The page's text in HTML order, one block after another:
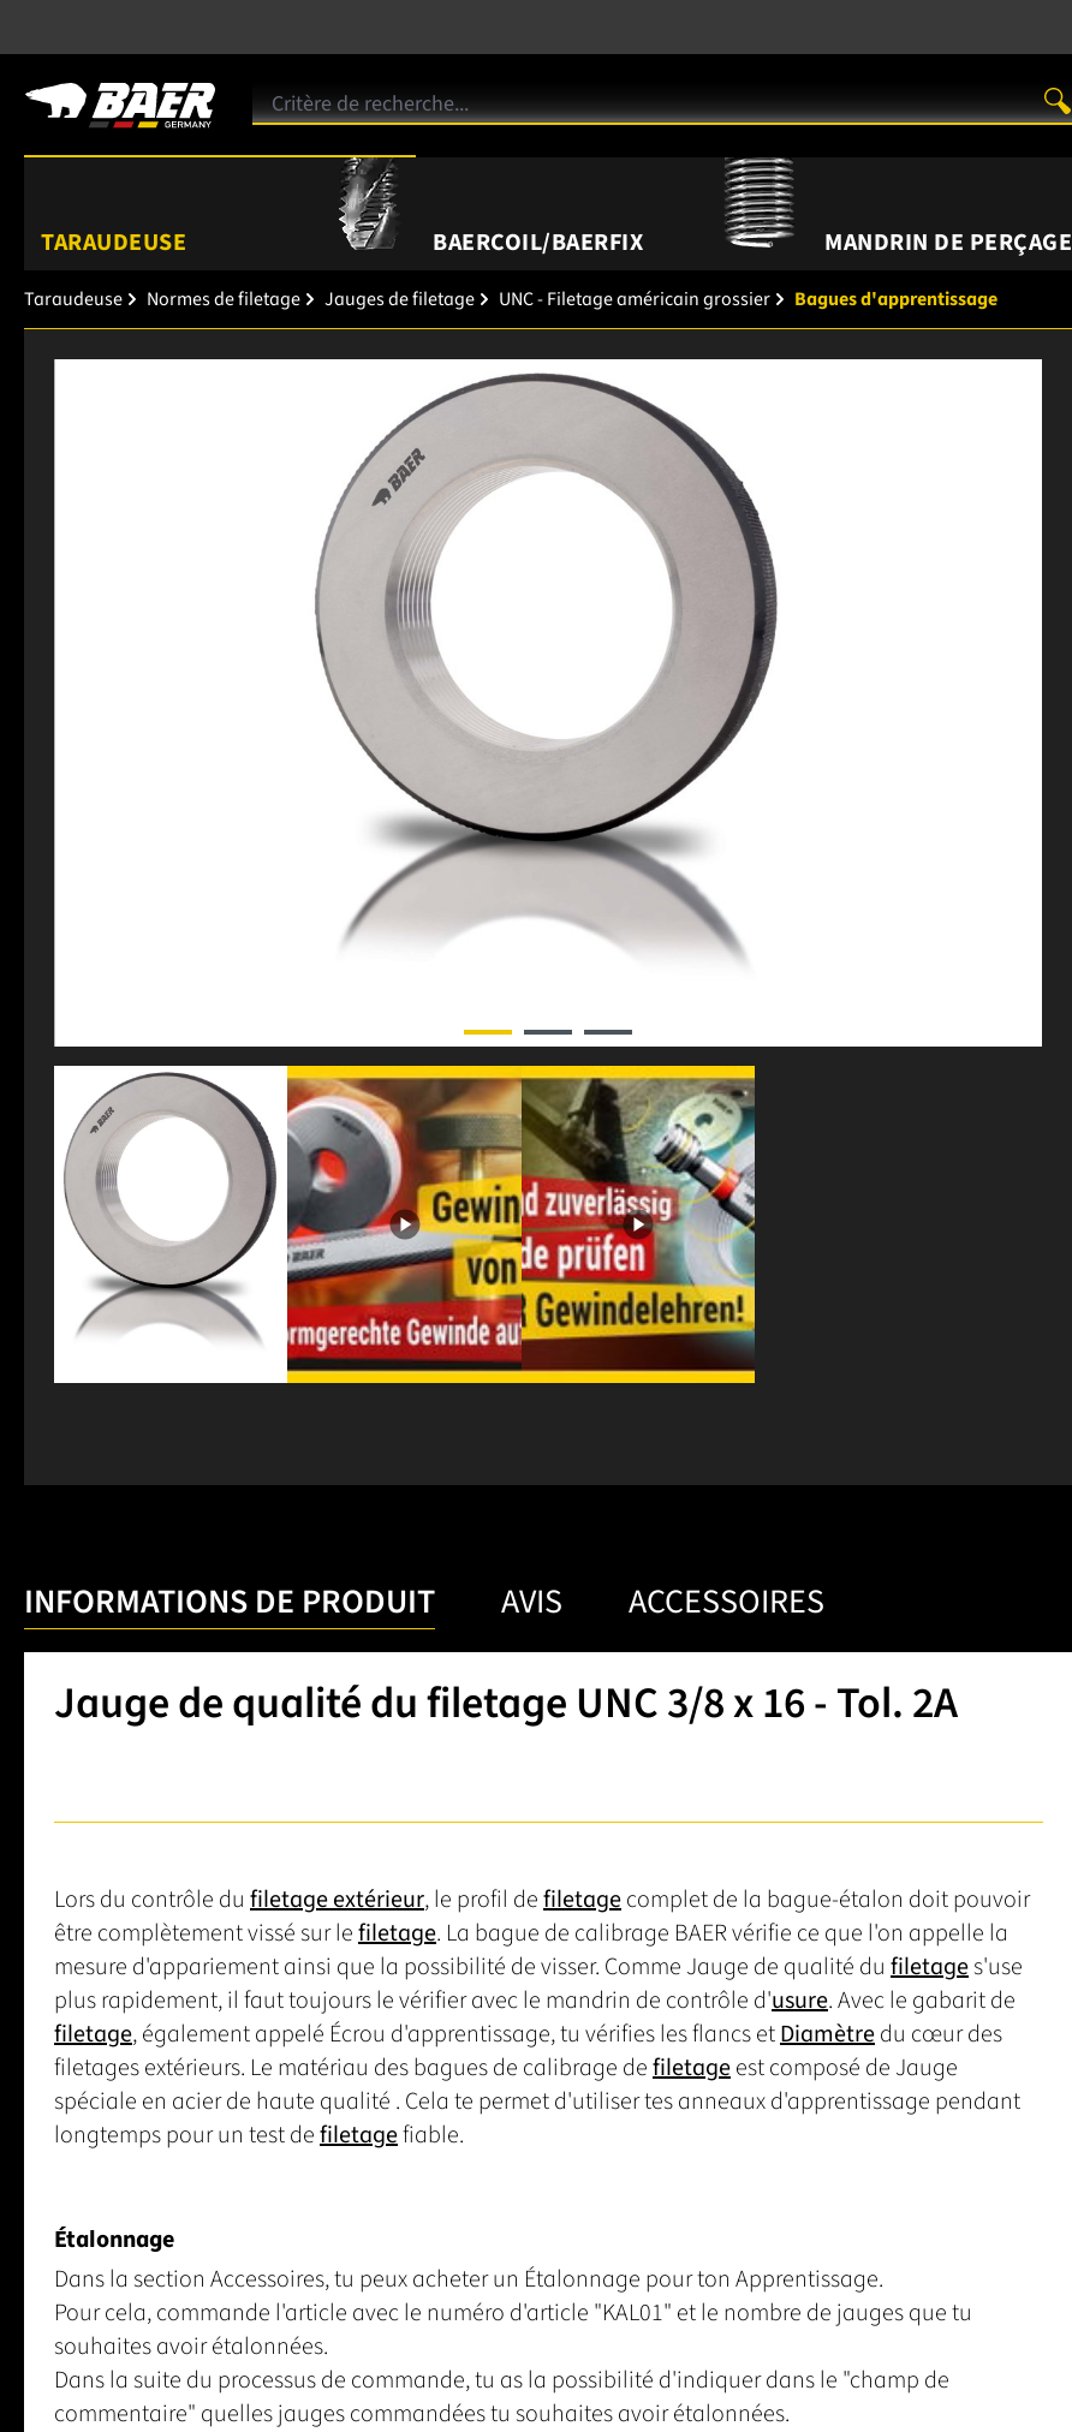
TARAUDEUSE BAERCOIL/BAERFIX MANDRIN DE PERÇAGE
Taraudeuse Normes de filetage Jauges de filetage UNC - Filetage américain grossier Bagues d'apprentissage
INFORMATIONS DE PRODUIT AVIS ACCESSOIRES
Jauge de qualité du filetage UNC 3/8 x 16 - Tol. 2A
Lors du contrôle du filetage extérieur, le profil defiletagecomplet de la bague-étalon doit pouvoir
être complètement vissé sur lefiletage. La bague de calibrage BAER vérifie ce que l'on appelle la
mesure d'appariement ainsi que la possibilité de visser. Comme Jauge de qualité du filetages'use
plus rapidement, il faut toujours le vérifier avec le mandrin de contrôle d'usure. Avec le gabarit de
filetage, également appelé Écrou d'apprentissage, tu vérifies les flancs etDiamètredu cœur des
filetages extérieurs. Le matériau des bagues de calibrage defiletageest composé de Jauge
spéciale en acier de haute qualité . Cela te permet d'utiliser tes anneaux d'apprentissage pendant
longtemps pour un test defiletagefiable.
Étalonnage
Dans la section Accessoires, tu peux acheter un Étalonnage pour ton Apprentissage.
Pour cela, commande l'article avec le numéro d'article "KAL01" et le nombre de jauges que tu
souhaites avoir étalonnées.
Dans la suite du processus de commande, tu as la possibilité d'indiquer dans le "champ de
commentaire" quelles jauges commandées tu souhaites avoir étalonnées.